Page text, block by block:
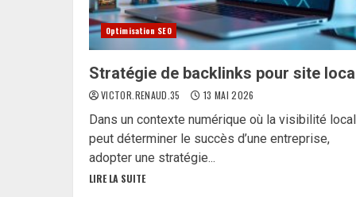
Optimisation SEO
Stratégie de backlinks pour site
VICTOR.RENAUD.35 13 MAI 2026
Dans un contexte numérique où la visibilité
peut déterminer le succès d’une entreprise,
adopter une stratégie...
LIRE LA SUITE